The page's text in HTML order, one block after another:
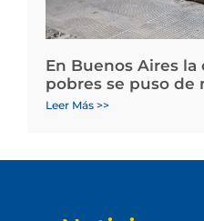
En Buenos Aires
pobres se puso de
Leer Más >>